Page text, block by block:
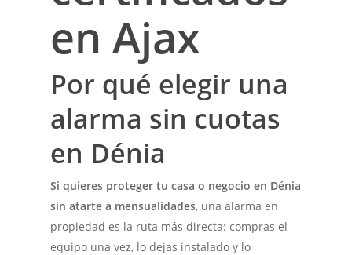
en Ajax
Por qué elegir una
alarma sin cuotas
en Dénia
Si quieres proteger tu casa o negocio en Dénia
sin atarte a mensualidades, una alarma en
propiedad es la ruta más directa: compras el
equipo una vez, lo dejas instalado y lo